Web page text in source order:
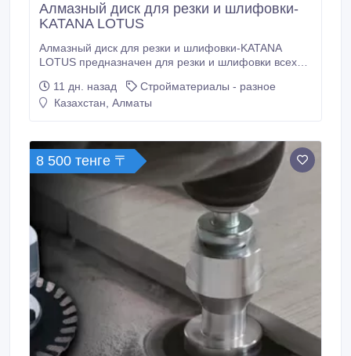
Алмазный диск для резки и шлифовки-
KATANA LOTUS
Алмазный диск для резки и шлифовки-KATANA
LOTUS предназначен для резки и шлифовки всех
искусственного камня. Технология
гальванопокрытия позволяет достичь эффективного
11 дн. назад
Стройматериалы - разное
Казахстан, Алматы
8 500 тенге 〒